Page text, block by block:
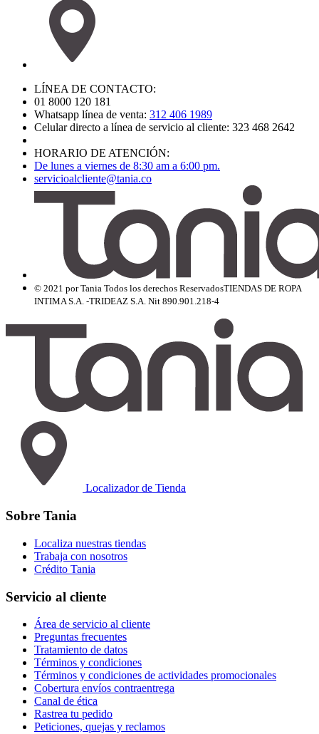
LÍNEA DE CONTACTO:
01 8000 120 181
Whatsapp línea de venta: 312 406 1989
Celular directo a línea de servicio al cliente: 323 468 2642
HORARIO DE ATENCIÓN:
De lunes a viernes de 8:30 am a 6:00 pm.
servicioalcliente@tania.co
© 2021 por Tania Todos los derechos ReservadosTIENDAS DE ROPA
INTIMA S.A. -TRIDEAZ S.A. Nit 890.901.218-4
Localizador de Tienda
Sobre Tania
Localiza nuestras tiendas
Trabaja con nosotros
Crédito Tania
Servicio al cliente
Área de servicio al cliente
Preguntas frecuentes
Tratamiento de datos
Términos y condiciones
Términos y condiciones de actividades promocionales
Cobertura envíos contraentrega
Canal de ética
Rastrea tu pedido
Peticiones, quejas y reclamos